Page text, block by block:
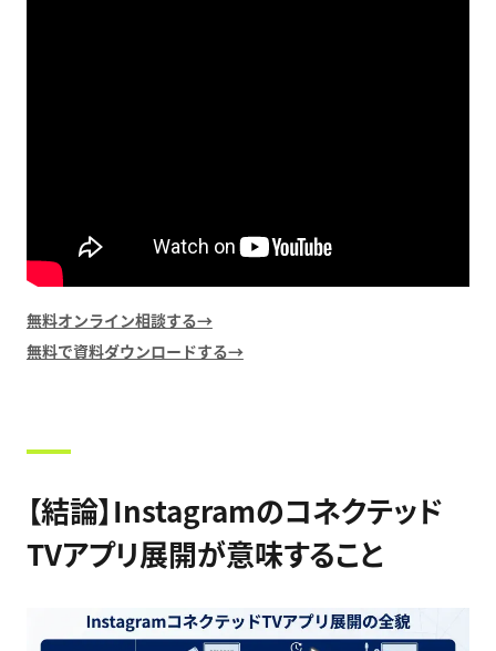
無料オンライン相談する→
無料で資料ダウンロードする→
【結論】Instagramのコネクテッド
TVアプリ展開が意味すること